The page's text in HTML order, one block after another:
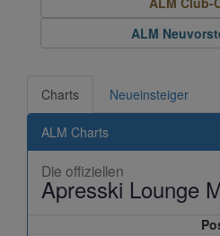
ALM
Charts Neueinsteiger
ALM Charts
Die offiziellen
Apresski Lounge